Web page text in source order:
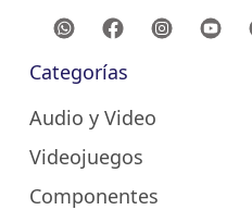
Categorías
Audio y Video
Videojuegos
Componentes